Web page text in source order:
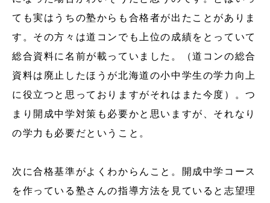
ても実はうちの塾からも合格者が出たことがありま
す。その方々は道コンでも上位の成績をとっていて
総合資料に名前が載っていました。（道コンの総合
資料は廃止したほうが北海道の小中学生の学力向上
に役立つと思っておりますがそれはまた今度）。つ
まり開成中学対策も必要かと思いますが、それなり
の学力も必要だということ。
次に合格基準がよくわからんこと。開成中学コース
を作っている塾さんの指導方法を見ていると志望理